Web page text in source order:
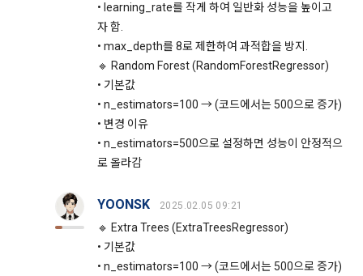
다. “회사”가 제공하는 자원을 이용하여 범죄적 행위에 관련된
행위를 한 경우
라. 타인의 명예를 손상시키거나 불이익을 주는 행위를 한 경우
마. “회사”에서 요구하는 개인정보에 대해 허위임이 판명된 경우
제 23 조 (게시물)
“회사”는 “회원”이 게시하거나 등록하는 내용물이 다음 각 호에
해당된다고 판단되는 경우 사전 통지 없이 삭제할 수 있다.
가. 다른 “회원” 또는 제3자의 명예를 손상시키는 내용인 경우
나. 국가의 안전을 위태롭게 하는 내용인 경우
다. 공공의 안녕질서 및 미풍양속을 해치는 내용인 경우
라. 국가의 경제질서를 파괴하거나 경제발전에 위해가 되는 내
이용자가 개인정보의 오류에 대한 정정을 요청하신 경우에는 정
정을 완료하기 전까지 당해 개인정보를 이용 또는 제공하지 않
습니다. 또한 잘못된 개인정보를 제3자에게 이미 제공한 경우에
는 정정 처리결과를 제3자에게 지체 없이 통지하여 정정이 이루
어지도록 하겠습니다.
"회사"는 이용자 요청에 의해 해지 또는 삭제된 개인정보는 '4.
개인정보의 보유 및 이용기간'에 명시된 바에 따라 처리하고 그
13. 개인정보 처리 부서 및 민원서비스
"회사"는 이용자의 개인정보를 보호하고 개인정보와 관련한 고
• learning_rate를 작게 하여 일반화 성능을 높이고
자 함.
• max_depth를 8로 제한하여 과적합을 방지.
🔹 Random Forest (RandomForestRegressor)
• 기본값
• n_estimators=100 → (코드에서는 500으로 증가)
• 변경 이유
• n_estimators=500으로 설정하면 성능이 안정적으
로 올라감
YOONSK 2025.02.05 09:21
🔹 Extra Trees (ExtraTreesRegressor)
• 기본값
• n_estimators=100 → (코드에서는 500으로 증가)